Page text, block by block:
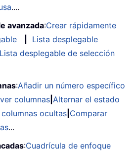
....
avanzada:Crear rápidamente
Lista desplegable
Lista desplegable de selección
:Añadir un número específico
columnas Alternar el estado
ocultas Comparar
...
:Cuadrícula de enfoque